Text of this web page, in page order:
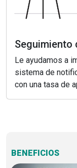
Seguimiento
Le ayudamos a
sistema de
con una tasa de
BENEFICIOS